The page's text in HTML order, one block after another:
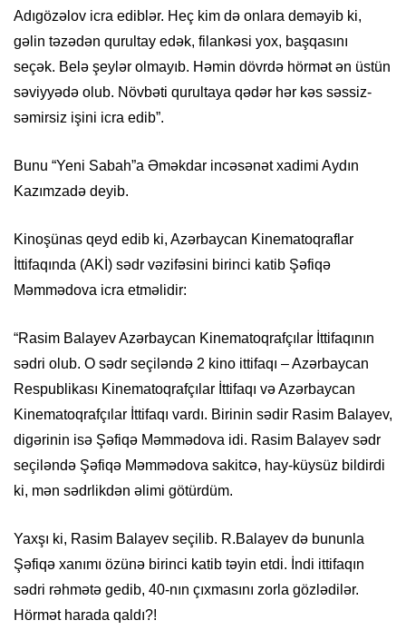
Adıgözəlov icra ediblər. Heç kim də onlara deməyib ki,
gəlin təzədən qurultay edək, filankəsi yox, başqasını
seçək. Belə şeylər olmayıb. Həmin dövrdə hörmət ən üstün
səviyyədə olub. Növbəti qurultaya qədər hər kəs səssiz-
səmirsiz işini icra edib”.
Bunu “Yeni Sabah”a Əməkdar incəsənət xadimi Aydın
Kazımzadə deyib.
Kinoşünas qeyd edib ki, Azərbaycan Kinematoqraflar
İttifaqında (AKİ) sədr vəzifəsini birinci katib Şəfiqə
Məmmədova icra etməlidir:
“Rasim Balayev Azərbaycan Kinematoqrafçılar İttifaqının
sədri olub. O sədr seçiləndə 2 kino ittifaqı – Azərbaycan
Respublikası Kinematoqrafçılar İttifaqı və Azərbaycan
Kinematoqrafçılar İttifaqı vardı. Birinin sədir Rasim Balayev,
digərinin isə Şəfiqə Məmmədova idi. Rasim Balayev sədr
seçiləndə Şəfiqə Məmmədova sakitcə, hay-küysüz bildirdi
ki, mən sədrlikdən əlimi götürdüm.
Yaxşı ki, Rasim Balayev seçilib. R.Balayev də bununla
Şəfiqə xanımı özünə birinci katib təyin etdi. İndi ittifaqın
sədri rəhmətə gedib, 40-nın çıxmasını zorla gözlədilər.
Hörmət harada qaldı?!